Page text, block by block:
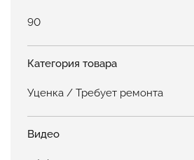
90
Категория товара
Уценка / Требует ремонта
Видео